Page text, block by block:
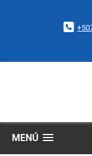
MENÚ